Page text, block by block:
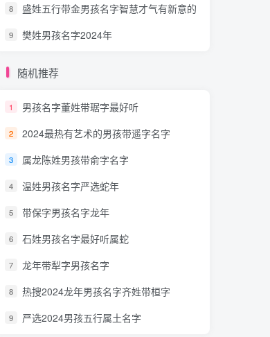
8 盛姓五行带金男孩名字智慧才气有新意的
9 樊姓男孩名字2024年
随机推荐
1 男孩名字董姓带琚字最好听
2 2024最热有艺术的男孩带遥字名字
3 属龙陈姓男孩带俞字名字
4 温姓男孩名字严选蛇年
5 带保字男孩名字龙年
6 石姓男孩名字最好听属蛇
7 龙年带犁字男孩名字
8 热搜2024龙年男孩名字齐姓带桓字
9 严选2024男孩五行属土名字